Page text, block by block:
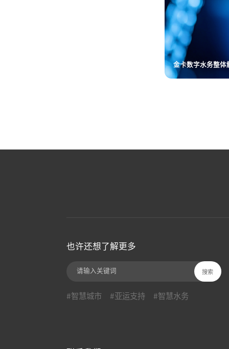
智慧决策管控解决
也许还想了解更多
#智慧城市 #亚运支持 #智慧水务